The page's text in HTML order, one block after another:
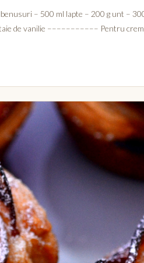
– 500 ml lapte – 200 g unt –
de vanilie ––––––––––– Pentru